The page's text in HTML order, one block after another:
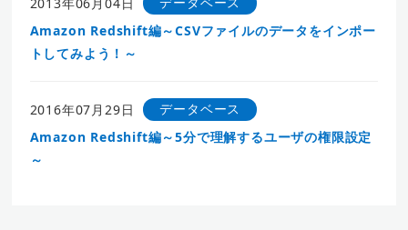
Amazon Redshift編～CSVファイルのデータをインポー
トしてみよう！～
2016年07月29日
データベース
Amazon Redshift編～5分で理解するユーザの権限設定
～